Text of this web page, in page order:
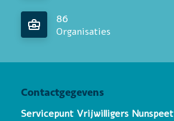
86
Organisaties
Contactgegevens
Servicepunt Vrijwilligers Nunspeet